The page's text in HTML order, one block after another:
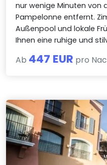
nur wenige Minuten von
Pampelonne entfernt.
Außenpool und lokale
Ihnen eine ruhige und
Ab 447 EUR pro